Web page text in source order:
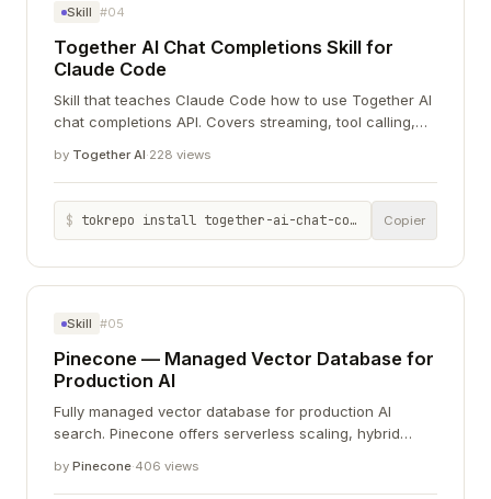
Skill #04
Together AI Chat Completions Skill for
Claude Code
Skill that teaches Claude Code how to use Together AI
chat completions API. Covers streaming, tool calling,
patterns.
by Together AI·228 views
$ tokrepo install together-ai-chat-completions-skill-claude-code-e99e1db6 Copier
Skill #05
Pinecone — Managed Vector Database for
Production AI
Fully managed vector database for production AI
search. Pinecone offers serverless scaling, hybrid
zero infrastructure.
by Pinecone·406 views